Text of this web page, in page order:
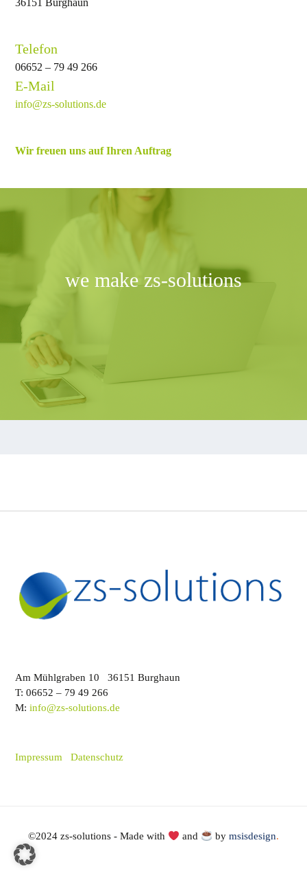
Telefon
06652 – 79 49 266
E-Mail
info@zs-solutions.de
Wir freuen uns auf Ihren Auftrag
we make zs-solutions
Am Mühlgraben 10 36151 Burghaun
T: 06652 – 79 49 266
M:info@zs-solutions.de
Impressum Datenschutz
©2024 zs-solutions - Made with and bymsisdesign.